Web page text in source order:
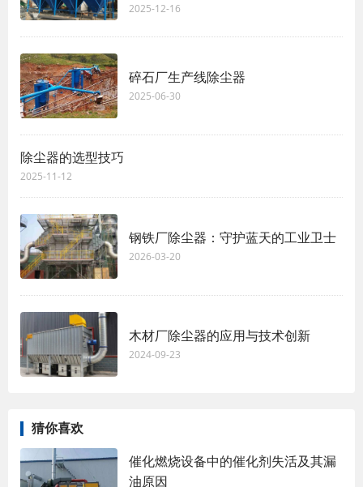
2025-12-16
碎石厂生产线除尘器
2025-06-30
除尘器的选型技巧
2025-11-12
钢铁厂除尘器：守护蓝天的工业卫士
2026-03-20
木材厂除尘器的应用与技术创新
2024-09-23
猜你喜欢
催化燃烧设备中的催化剂失活及其漏
油原因